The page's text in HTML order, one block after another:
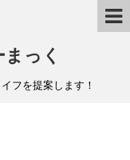
っく
フを提案します！